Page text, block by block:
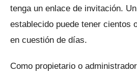
tenga un enlace de invitación.
establecido puede tener cientos
en cuestión de días.
Como propietario o